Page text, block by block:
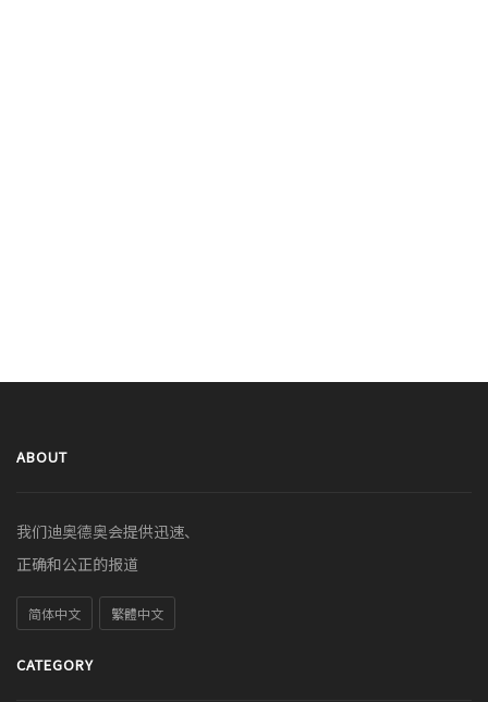
ABOUT
我们迪奥德奥会提供迅速、
正确和公正的报道
简体中文 繁體中文
CATEGORY